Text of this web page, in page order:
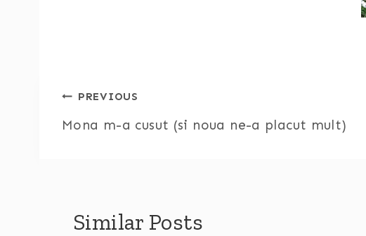
Post
navigation
PREVIOUS
Mona m-a cusut (si noua ne-a placut mult)
Similar Posts